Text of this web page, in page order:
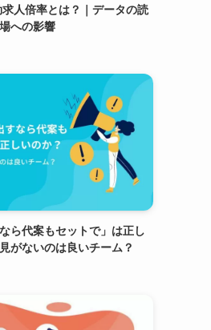
求人倍率とは？｜データの読
への影響
ら代案もセットで」は正し
がないのは良いチーム？